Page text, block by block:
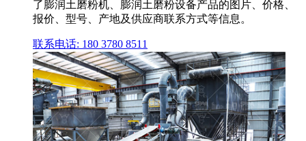
了膨润土磨粉机、膨润土磨粉设备产品的图片、价格、
报价、型号、产地及供应商联系方式等信息。
联系电话: 180 3780 8511